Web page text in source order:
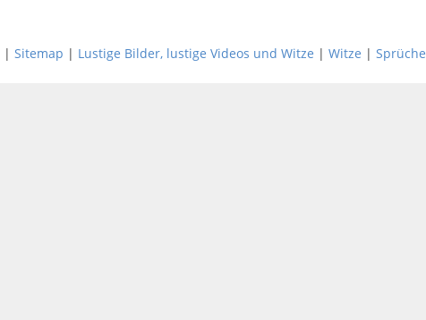
| Sitemap | Lustige Bilder, lustige Videos und Witze | Witze | Sprüche